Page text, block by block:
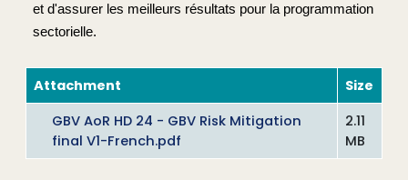
et d'assurer les meilleurs résultats pour la programmation
sectorielle.
Attachment
Size
GBV AoR HD 24 - GBV Risk Mitigation
final V1-French.pdf
2.11
MB